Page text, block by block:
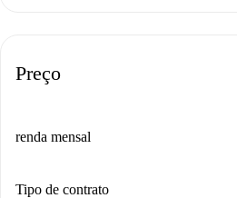
Preço
renda mensal
Tipo de contrato